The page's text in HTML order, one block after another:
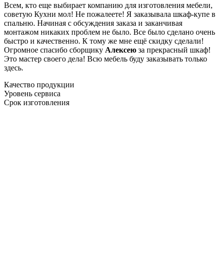
Всем, кто еще выбирает компанию для изготовления мебели,
советую Кухни мол! Не пожалеете! Я заказывала шкаф-купе в
спальню. Начиная с обсуждения заказа и заканчивая
монтажом никаких проблем не было. Все было сделано очень
быстро и качественно. К тому же мне ещё скидку сделали!
Огромное спасибо сборщику Алексею за прекрасный шкаф!
Это мастер своего дела! Всю мебель буду заказывать только
здесь.
Качество продукции
Уровень сервиса
Срок изготовления